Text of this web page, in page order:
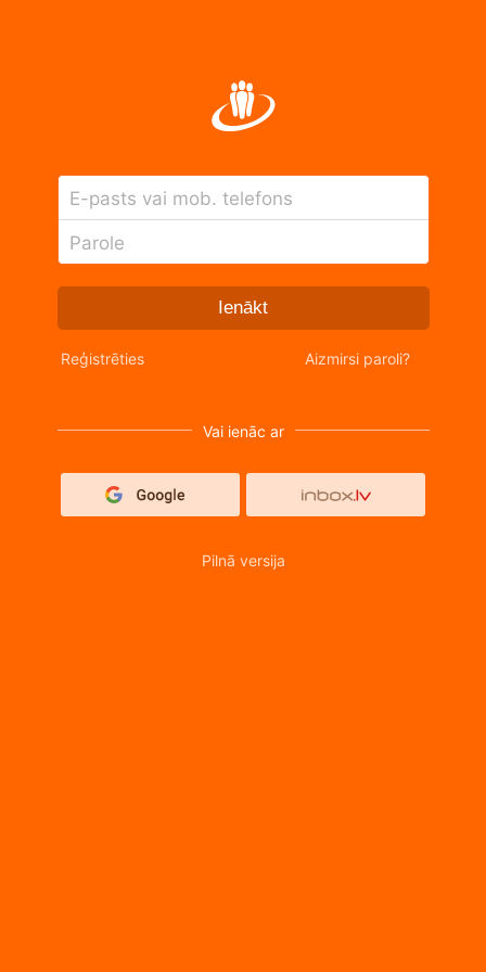
E-pasts vai mob. telefons
Parole
Ienākt
Reģistrēties Aizmirsi paroli?
Vai ienāc ar
Pilnā versija